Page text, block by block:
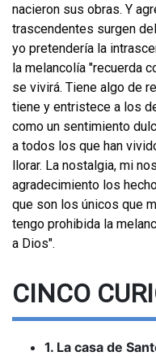
nacieron sus obras. Y
trascendentes surgen
yo pretendería la
la melancolía "recuerda
se vivirá. Tiene algo de
tiene y entristece a los
como un sentimiento
a todos los que han
llorar. La nostalgia, mi
agradecimiento los
que son los únicos que
tengo prohibida la
a Dios".
CINCO
1. La casa de